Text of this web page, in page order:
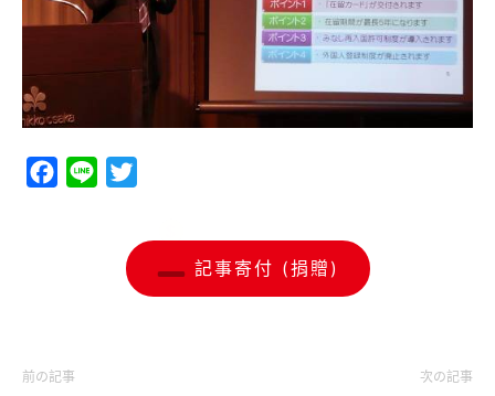
Facebook
Line
記事寄付 (捐贈)
前の記事 次の記事